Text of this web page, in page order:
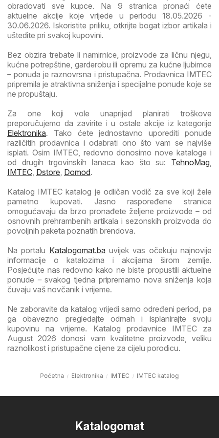
obradovati sve kupce. Na 9 stranica pronaći ćete
aktuelne akcije koje vrijede u periodu 18.05.2026 -
30.06.2026. Iskoristite priliku, otkrijte bogat izbor artikala i
uštedite pri svakoj kupovini.
Bez obzira trebate li namirnice, proizvode za ličnu njegu,
kućne potrepštine, garderobu ili opremu za kućne ljubimce
– ponuda je raznovrsna i pristupačna. Prodavnica IMTEC
pripremila je atraktivna sniženja i specijalne ponude koje se
ne propuštaju.
Za one koji vole unaprijed planirati troškove
preporučujemo da zavirite i u ostale akcije iz kategorije
Elektronika. Tako ćete jednostavno uporediti ponude
različitih prodavnica i odabrati ono što vam se najviše
isplati. Osim IMTEC, redovno donosimo nove kataloge i
od drugih trgovinskih lanaca kao što su: TehnoMag,
IMTEC, Dstore, Domod.
Katalog IMTEC katalog je odličan vodič za sve koji žele
pametno kupovati. Jasno raspoređene stranice
omogućavaju da brzo pronađete željene proizvode – od
osnovnih prehrambenih artikala i sezonskih proizvoda do
povoljnih paketa poznatih brendova.
Na portalu Katalogomat.bauvijek vas očekuju najnovije
informacije o katalozima i akcijama širom zemlje.
Posjećujte nas redovno kako ne biste propustili aktuelne
ponude – svakog tjedna pripremamo nova sniženja koja
čuvaju vaš novčanik i vrijeme.
Ne zaboravite da katalog vrijedi samo određeni period, pa
ga obavezno pregledajte odmah i isplanirajte svoju
kupovinu na vrijeme. Katalog prodavnice IMTEC za
August 2026 donosi vam kvalitetne proizvode, veliku
raznolikost i pristupačne cijene za cijelu porodicu.
Početna Elektronika IMTEC IMTEC katalog
Katalogomat